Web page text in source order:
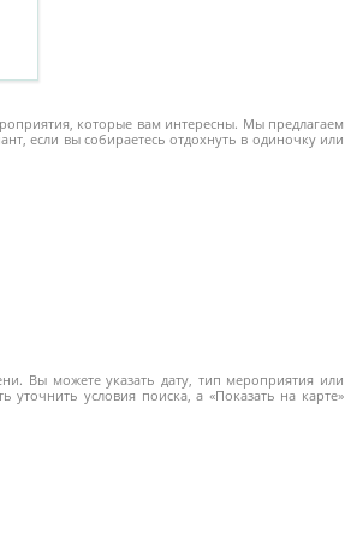
которые вам интересны. Мы предлагаем
если вы собираетесь отдохнуть в одиночку или
Вы можете указать дату, тип мероприятия или
условия поиска, а «Показать на карте»